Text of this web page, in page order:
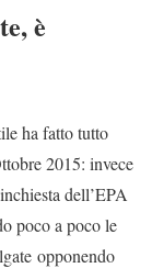
è
ha fatto tutto
2015: invece
dell’EPA
poco a poco le
opponendo